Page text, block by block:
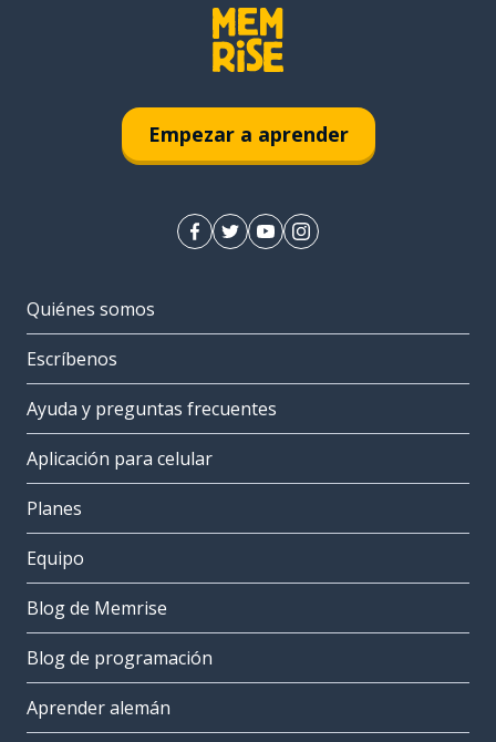
Empezar a aprender
Quiénes somos
Escríbenos
Ayuda y preguntas frecuentes
Aplicación para celular
Planes
Equipo
Blog de Memrise
Blog de programación
Aprender alemán